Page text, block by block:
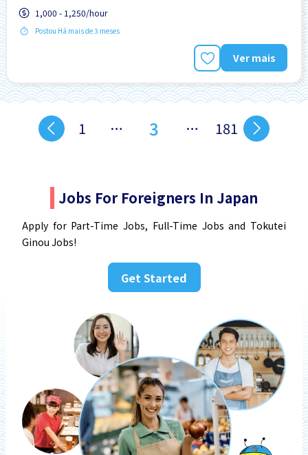
1,000 - 1,250/hour
Postou Há mais de 3 meses
Ver mais
1 … 3 … 181
Jobs For Foreigners In Japan
Apply for Part-Time Jobs, Full-Time Jobs and Tokutei
Ginou Jobs!
Get Started